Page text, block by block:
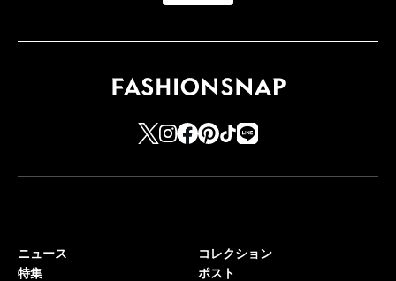
ニュース
特集
コレクション
ポスト